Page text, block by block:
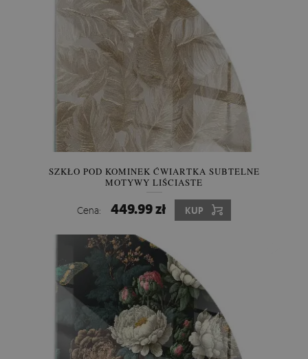
SZKŁO POD KOMINEK ĆWIARTKA SUBTELNE
MOTYWY LIŚCIASTE
Cena: 449.99 zł KUP